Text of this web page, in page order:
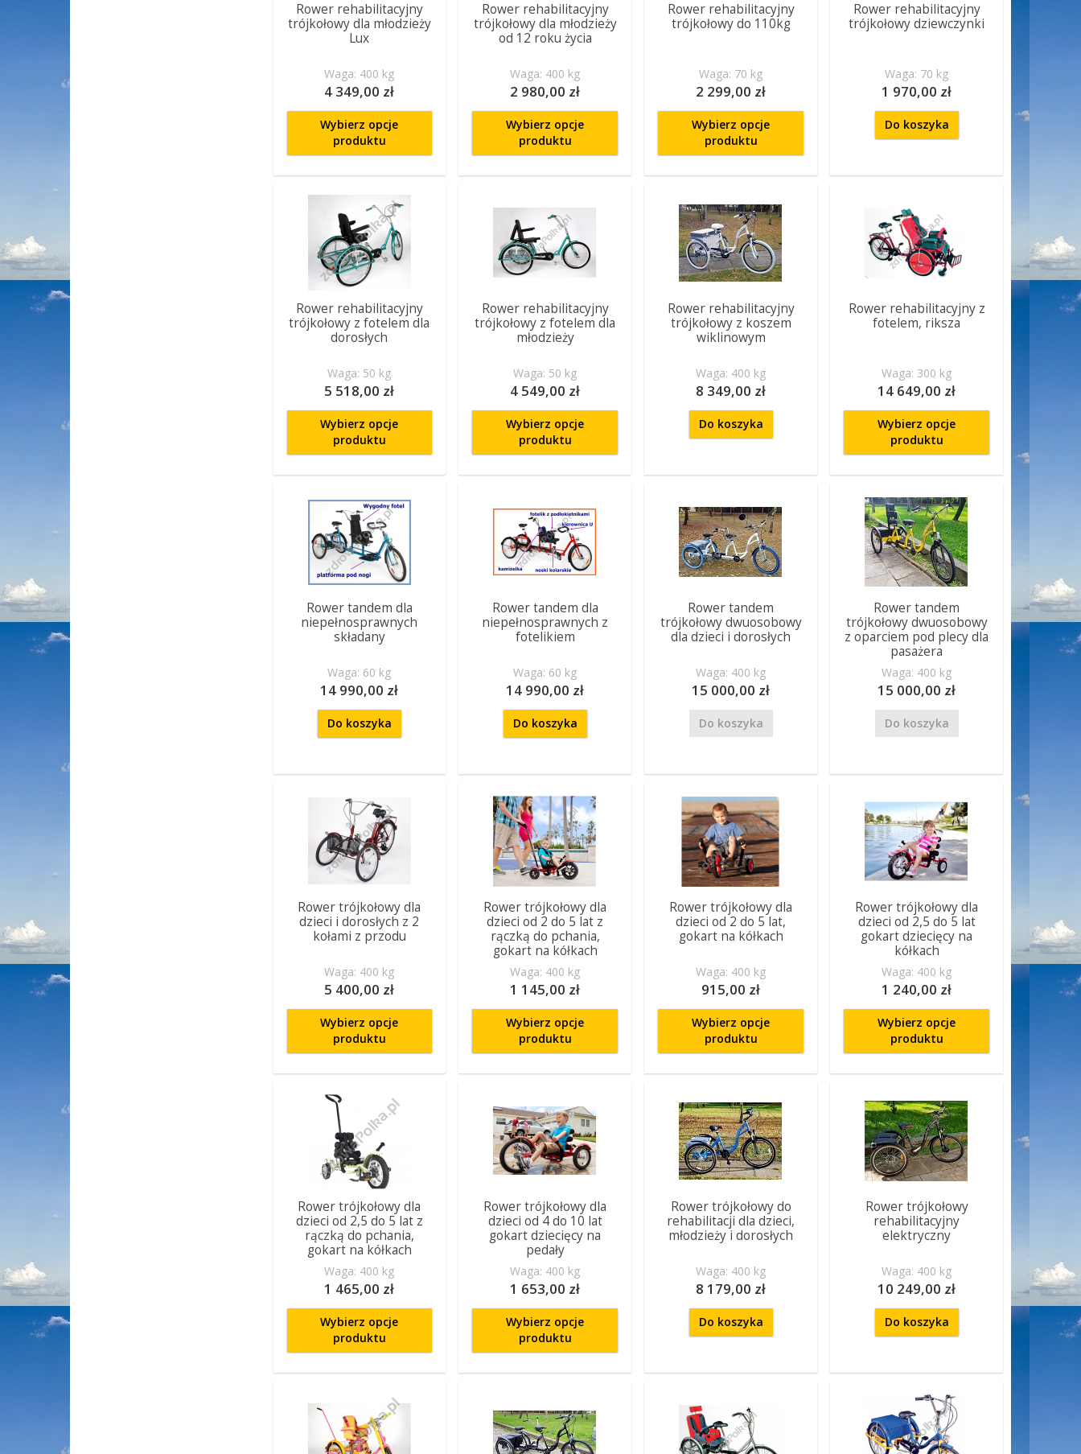
Rower rehabilitacyjny
trójkołowy dla młodzieży
Lux
Waga: 400 kg
4 349,00 zł
Wybierz opcje
produktu
Rower rehabilitacyjny
trójkołowy dla młodzieży
od 12 roku życia
Waga: 400 kg
2 980,00 zł
Wybierz opcje
produktu
Rower rehabilitacyjny
trójkołowy do 110kg
Waga: 70 kg
2 299,00 zł
Wybierz opcje
produktu
Rower rehabilitacyjny
trójkołowy dziewczynki
Waga: 70 kg
1 970,00 zł
Do koszyka
Rower rehabilitacyjny
trójkołowy z fotelem dla
dorosłych
Waga: 50 kg
5 518,00 zł
Wybierz opcje
produktu
Rower rehabilitacyjny
trójkołowy z fotelem dla
młodzieży
Waga: 50 kg
4 549,00 zł
Wybierz opcje
produktu
Rower rehabilitacyjny
trójkołowy z koszem
wiklinowym
Waga: 400 kg
8 349,00 zł
Do koszyka
Rower rehabilitacyjny z
fotelem, riksza
Waga: 300 kg
14 649,00 zł
Wybierz opcje
produktu
Rower tandem dla
niepełnosprawnych
składany
Waga: 60 kg
14 990,00 zł
Do koszyka
Rower tandem dla
niepełnosprawnych z
fotelikiem
Waga: 60 kg
14 990,00 zł
Do koszyka
Rower tandem
trójkołowy dwuosobowy
dla dzieci i dorosłych
Waga: 400 kg
15 000,00 zł
Do koszyka
Rower tandem
trójkołowy dwuosobowy
z oparciem pod plecy dla
pasażera
Waga: 400 kg
15 000,00 zł
Do koszyka
Rower trójkołowy dla
dzieci i dorosłych z 2
kołami z przodu
Waga: 400 kg
5 400,00 zł
Wybierz opcje
produktu
Rower trójkołowy dla
dzieci od 2 do 5 lat z
rączką do pchania,
gokart na kółkach
Waga: 400 kg
1 145,00 zł
Wybierz opcje
produktu
Rower trójkołowy dla
dzieci od 2 do 5 lat,
gokart na kółkach
Waga: 400 kg
915,00 zł
Wybierz opcje
produktu
Rower trójkołowy dla
dzieci od 2,5 do 5 lat
gokart dziecięcy na
kółkach
Waga: 400 kg
1 240,00 zł
Wybierz opcje
produktu
Rower trójkołowy dla
dzieci od 2,5 do 5 lat z
rączką do pchania,
gokart na kółkach
Waga: 400 kg
1 465,00 zł
Wybierz opcje
produktu
Rower trójkołowy dla
dzieci od 4 do 10 lat
gokart dziecięcy na
pedały
Waga: 400 kg
1 653,00 zł
Wybierz opcje
produktu
Rower trójkołowy do
rehabilitacji dla dzieci,
młodzieży i dorosłych
Waga: 400 kg
8 179,00 zł
Do koszyka
Rower trójkołowy
rehabilitacyjny
elektryczny
Waga: 400 kg
10 249,00 zł
Do koszyka